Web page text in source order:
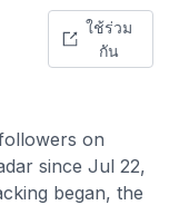
ใช้ร่วม
กัน
on
since Jul 22,
began, the